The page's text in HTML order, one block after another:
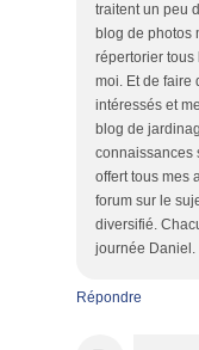
traitent un peu
blog de photos
répertorier tous
moi. Et de faire
intéressés et
blog de
connaissances
offert tous mes
forum sur le
diversifié.
journée Daniel.
Répondre